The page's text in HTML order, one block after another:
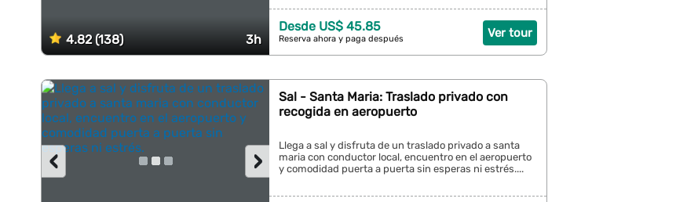
4.82 (138) 3h Ver tour
Desde US$ 45.85
Reserva ahora y paga después
›
‹
Sal - Santa Maria: Traslado privado con
recogida en aeropuerto
Llega a sal y disfruta de un traslado privado a santa
maria con conductor local, encuentro en el aeropuerto
y comodidad puerta a puerta sin esperas ni estrés....